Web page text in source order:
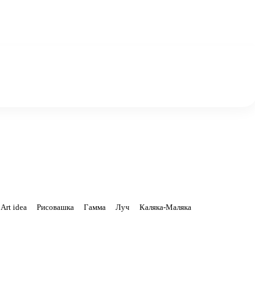
Art idea Рисовашка Гамма Луч
Каляка-Маляка